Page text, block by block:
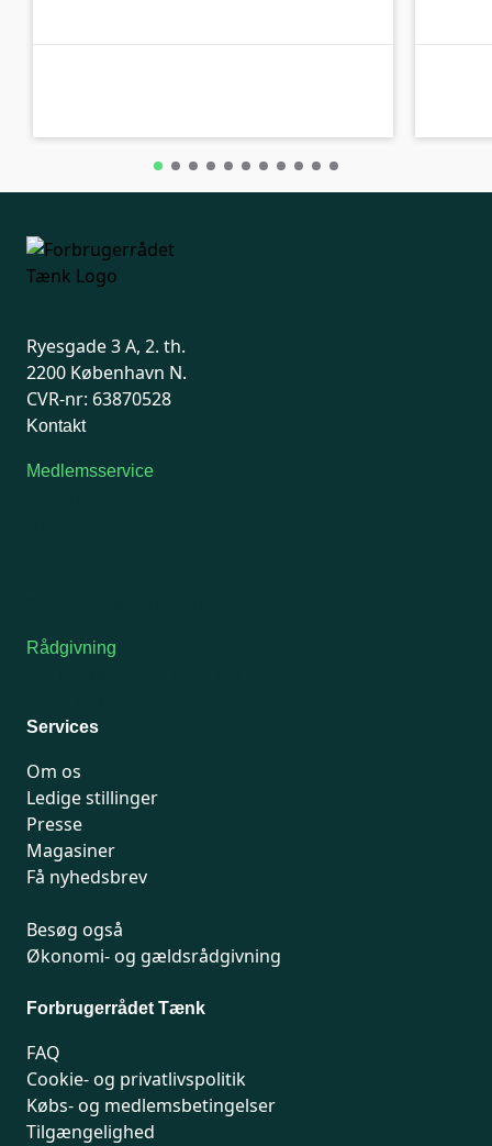
Ryesgade 3 A, 2. th.
2200 København N.
CVR-nr: 63870528
Kontakt
Medlemsservice
Rådgivning
Services
Om os
Ledige stillinger
Presse
Magasiner
Få nyhedsbrev
Besøg også
Økonomi- og gældsrådgivning
Forbrugerrådet Tænk
FAQ
Cookie- og privatlivspolitik
Købs- og medlemsbetingelser
Tilgængelighed